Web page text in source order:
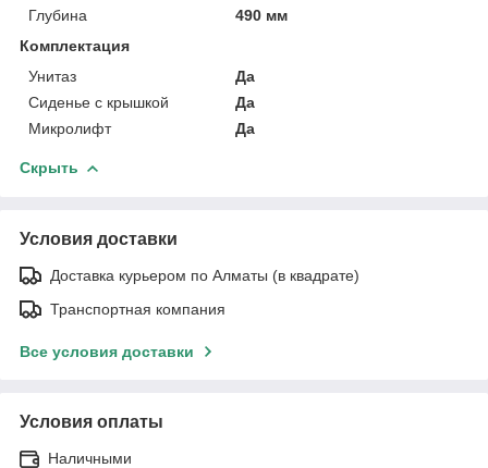
Глубина
490 мм
Комплектация
Унитаз
Да
Сиденье с крышкой
Да
Микролифт
Да
Скрыть
Условия доставки
Доставка курьером по Алматы (в квадрате)
Транспортная компания
Все условия доставки
Условия оплаты
Наличными